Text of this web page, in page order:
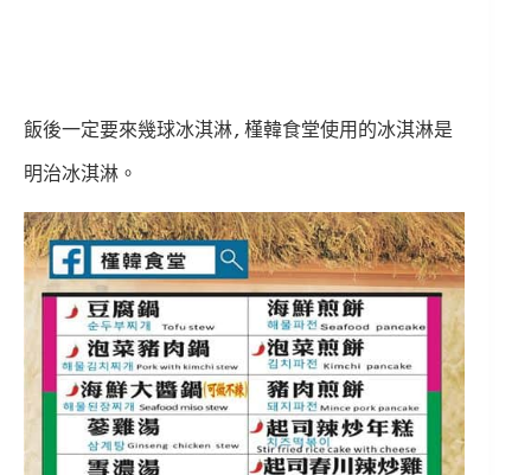
飯後一定要來幾球冰淇淋,槿韓食堂使用的冰淇淋是
明治冰淇淋。